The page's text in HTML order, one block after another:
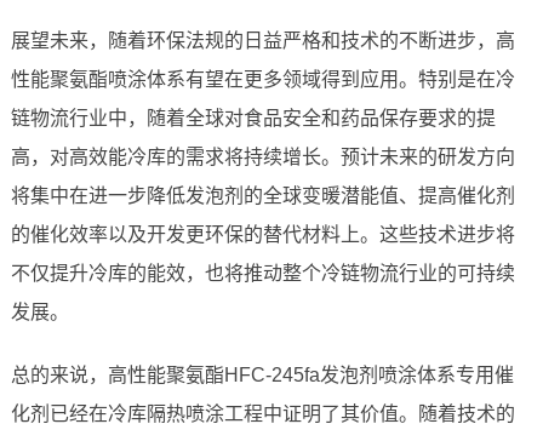
展望未来，随着环保法规的日益严格和技术的不断进步，高
性能聚氨酯喷涂体系有望在更多领域得到应用。特别是在冷
链物流行业中，随着全球对食品安全和药品保存要求的提
高，对高效能冷库的需求将持续增长。预计未来的研发方向
将集中在进一步降低发泡剂的全球变暖潜能值、提高催化剂
的催化效率以及开发更环保的替代材料上。这些技术进步将
不仅提升冷库的能效，也将推动整个冷链物流行业的可持续
发展。
总的来说，高性能聚氨酯HFC-245fa发泡剂喷涂体系专用催
化剂已经在冷库隔热喷涂工程中证明了其价值。随着技术的